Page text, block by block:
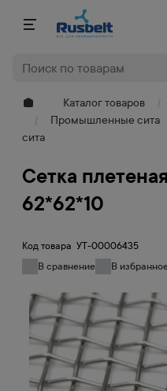
Каталог товаров
Промышленные сита
сита
Сетка
62*62*10
Код товара УТ-00006435
В сравнение
В